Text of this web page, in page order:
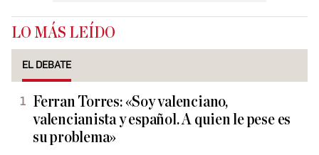
LO MÁS LEÍDO
EL DEBATE
Ferran Torres: «Soy valenciano,
valencianista y español. A quien le pese es
su problema»